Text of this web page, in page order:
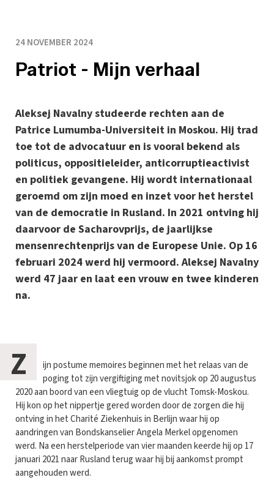
24 NOVEMBER 2024
Patriot - Mijn verhaal
Aleksej Navalny studeerde rechten aan de
Patrice Lumumba-Universiteit in Moskou. Hij trad
toe tot de advocatuur en is vooral bekend als
politicus, oppositieleider, anticorruptieactivist
en politiek gevangene. Hij wordt internationaal
geroemd om zijn moed en inzet voor het herstel
van de democratie in Rusland. In 2021 ontving hij
daarvoor de Sacharovprijs, de jaarlijkse
mensenrechtenprijs van de Europese Unie. Op 16
februari 2024 werd hij vermoord. Aleksej Navalny
werd 47 jaar en laat een vrouw en twee kinderen
na.
Z
ijn postume memoires beginnen met het relaas van de
poging tot zijn vergiftiging met novitsjok op 20 augustus
2020 aan boord van een vliegtuig op de vlucht Tomsk-Moskou.
Hij kon op het nippertje gered worden door de zorgen die hij
ontving in het Charité Ziekenhuis in Berlijn waar hij op
aandringen van Bondskanselier Angela Merkel opgenomen
werd. Na een herstelperiode van vier maanden keerde hij op 17
januari 2021 naar Rusland terug waar hij bij aankomst prompt
aangehouden werd.